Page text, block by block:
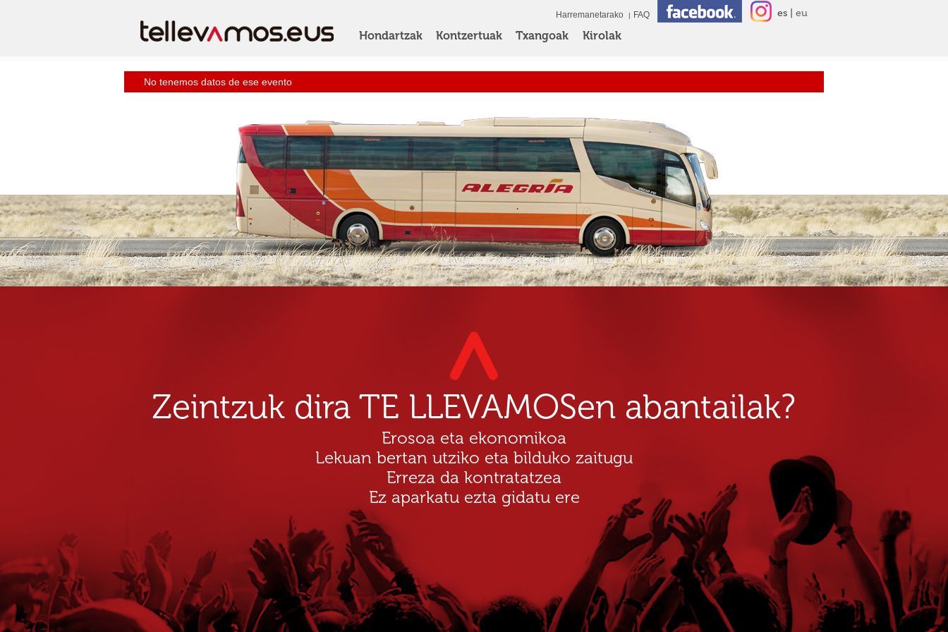
Hondartzak Kontzertuak Txangoak Kirolak
Harremanetarako FAQ es eu
No tenemos datos de ese evento
Zeintzuk dira TE LLEVAMOSen abantailak?
Erosoa eta ekonomikoa
Lekuan bertan utziko eta bilduko zaitugu
Erreza da kontratatzea
Ez aparkatu ezta gidatu ere